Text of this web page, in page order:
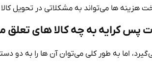
هزینه‌ ها می‌تواند به مشکلاتی در تحویل
پس کرایه به چه کالا های تعلق
اما به طور کلی می‌توان آن‌ ها را به دو